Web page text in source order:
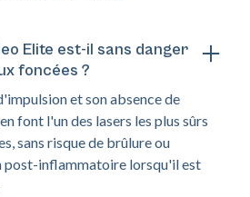
Elite est-il sans danger
foncées ?
et son absence de
font l'un des lasers les plus sûrs
sans risque de brûlure ou
inflammatoire lorsqu'il est